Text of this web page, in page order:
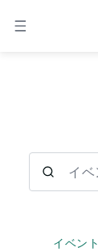
メニュー
イベント